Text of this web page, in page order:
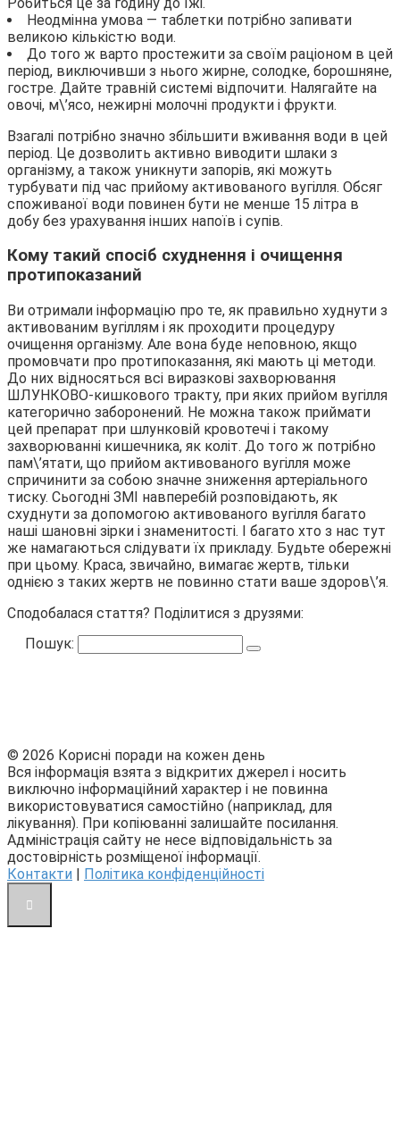
Неодмінна умова — таблетки потрібно запивати
великою кількістю води.
До того ж варто простежити за своїм раціоном в цей
період, виключивши з нього жирне, солодке, борошняне,
гостре. Дайте травній системі відпочити. Налягайте на
овочі, м\’ясо, нежирні молочні продукти і фрукти.
Взагалі потрібно значно збільшити вживання води в цей
період. Це дозволить активно виводити шлаки з
організму, а також уникнути запорів, які можуть
турбувати під час прийому активованого вугілля. Обсяг
споживаної води повинен бути не менше 15 літра в
добу без урахування інших напоїв і супів.
Кому такий спосіб схуднення і очищення
протипоказаний
Ви отримали інформацію про те, як правильно худнути з
активованим вугіллям і як проходити процедуру
очищення організму. Але вона буде неповною, якщо
промовчати про протипоказання, які мають ці методи.
До них відносяться всі виразкові захворювання
ШЛУНКОВО-кишкового тракту, при яких прийом вугілля
категорично заборонений. Не можна також приймати
цей препарат при шлунковій кровотечі і такому
захворюванні кишечника, як коліт. До того ж потрібно
пам\’ятати, що прийом активованого вугілля може
спричинити за собою значне зниження артеріального
тиску. Сьогодні ЗМІ навперебій розповідають, як
схуднути за допомогою активованого вугілля багато
наші шановні зірки і знаменитості. І багато хто з нас тут
же намагаються слідувати їх прикладу. Будьте обережні
при цьому. Краса, звичайно, вимагає жертв, тільки
однією з таких жертв не повинно стати ваше здоров\’я.
Сподобалася стаття? Поділитися з друзями:
Пошук:
© 2026 Корисні поради на кожен день
Вся інформація взята з відкритих джерел і носить
виключно інформаційний характер і не повинна
використовуватися самостійно (наприклад, для
лікування). При копіюванні залишайте посилання.
Адміністрація сайту не несе відповідальність за
достовірність розміщеної інформації.
Контакти | Політика конфіденційності